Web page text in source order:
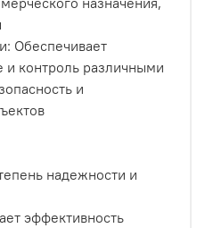
Обеспечивает
и контроль различными
и
надежности и
эффективность